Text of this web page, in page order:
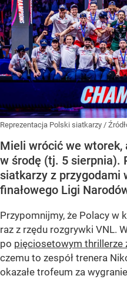
Reprezentacja Polski siatkarzy /
Mieli wrócić we wtorek,
w środę (tj. 5 sierpnia).
siatkarzy z przygodami
finałowego Ligi
Przypomnijmy, że Polacy w
raz z rzędu rozgrywki VNL.
po pięciosetowym thrillerze
czemu to zespół trenera
okazałe trofeum za